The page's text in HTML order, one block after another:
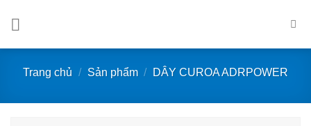
Trang chủ / Sản phẩm / DÂY CUROA ADRPOWER